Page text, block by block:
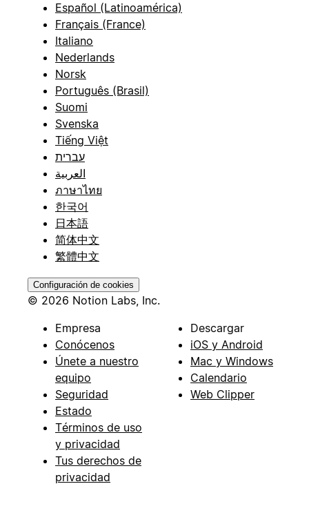
Español (Latinoamérica)
Français (France)
Italiano
Nederlands
Norsk
Português (Brasil)
Suomi
Svenska
Tiếng Việt
עברית
العربية
ภาษาไทย
한국어
日本語
简体中文
繁體中文
Configuración de cookies
© 2026 Notion Labs, Inc.
Empresa
Conócenos
Únete a nuestro
equipo
Seguridad
Estado
Términos de uso
y privacidad
Tus derechos de
privacidad
Descargar
iOS y Android
Mac y Windows
Calendario
Web Clipper